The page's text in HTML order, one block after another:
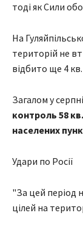
тоді як Сили
На
територій не
відбито ще 4
Загалом у серпні
контроль 58
населених
Удари по Росії
"За цей період
цілей на